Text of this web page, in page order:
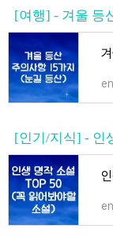
[여행] - 겨울 등
[인기/지식] - 인